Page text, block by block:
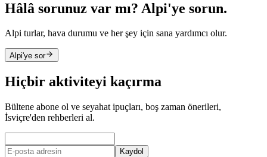
Hâlâ sorunuz var mı? Alpi'ye sorun.
Alpi turlar, hava durumu ve her şey için sana yardımcı olur.
Alpi'ye sor
Hiçbir aktiviteyi kaçırma
Bültene abone ol ve seyahat ipuçları, boş zaman önerileri,
İsviçre'den rehberleri al.
Kaydol